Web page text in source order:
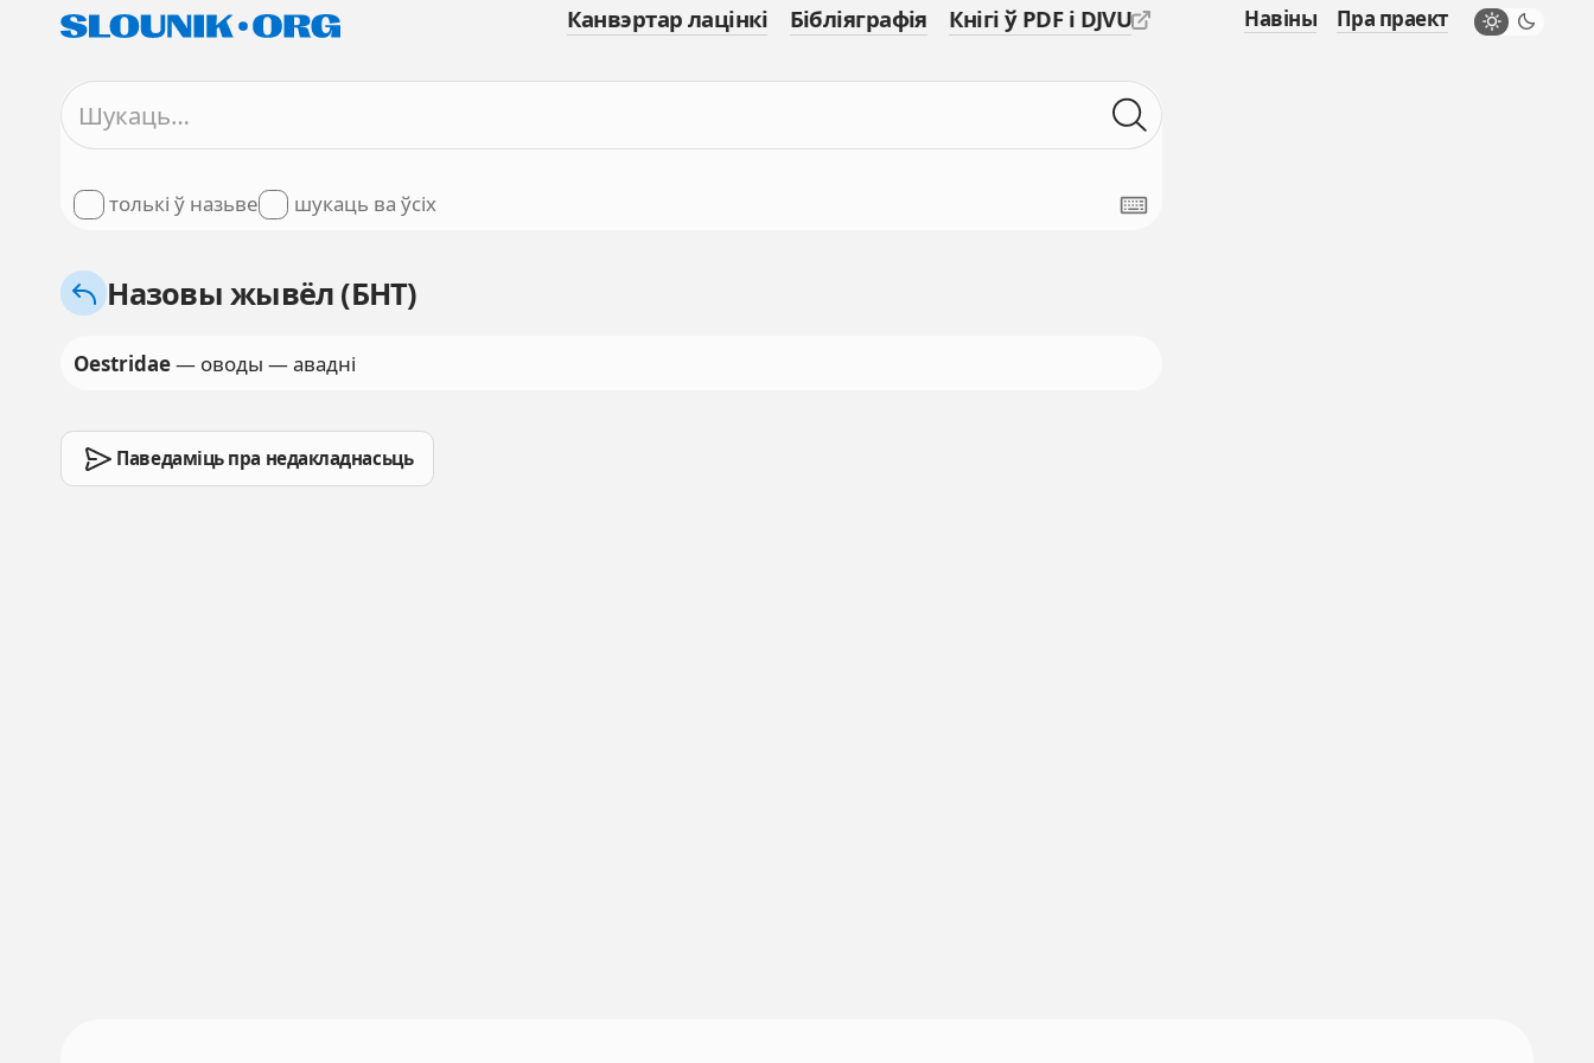
Канвэртар лацінкі Бібліяграфія Кнігі ў PDF і DJVU Навіны Пра праект
толькі ў назьве шукаць ва ўсіх
Назовы жывёл (БНТ)
Oestridae— оводы — авадні
Паведаміць пра недакладнасьць